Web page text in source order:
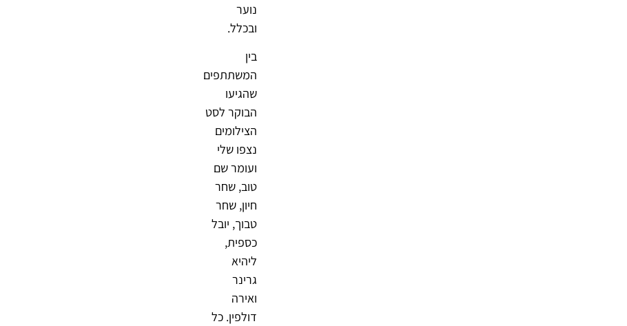
נוער
ובכלל.
בין
המשתתפים
שהגיעו
הבוקר לסט
הצילומים
נצפו שלי
ועומר שם
טוב, שחר
חיון, שחר
טבוך, יובל
כספית,
ליהיא
גרינר
ואירה
דולפין. כל